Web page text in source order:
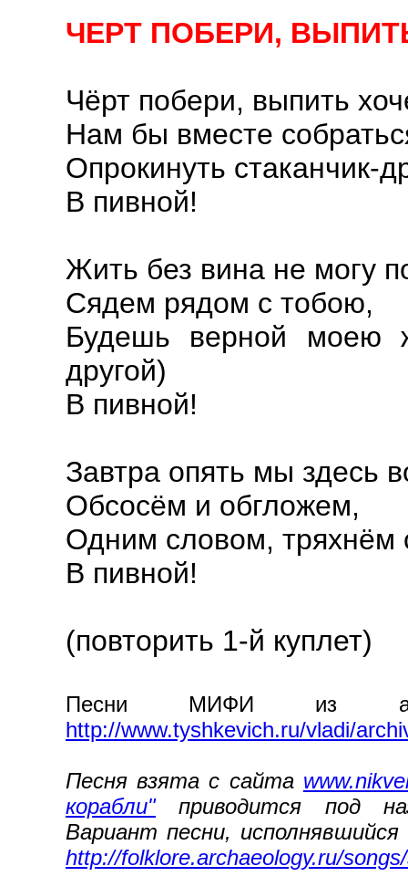
ЧЕРТ ПОБЕРИ,
Чёрт побери, выпить
Нам бы вместе
Опрокинуть стаканчик-
В пивной!
Жить без вина не могу
Сядем рядом с тобою,
Будешь верной моею
другой)
В пивной!
Завтра опять мы здесь
Обсосём и обгложем,
Одним словом, тряхнём
В пивной!
(повторить 1-й куплет)
Песни МИФИ из
http://www.tyshkevich.ru/vladi/
Песня взята с сайта
корабли"приводится под
Вариант песни,
http://folklore.archaeology.ru/